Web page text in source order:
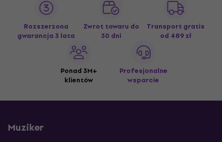
Rozszerzona
gwarancja 3 lata
Zwrot towaru do
30 dni
Transport gratis
od 489 zł
Ponad 3M+
klientów
Profesjonalne
wsparcie
Muziker